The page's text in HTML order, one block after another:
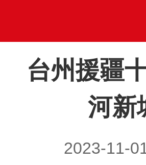
台州援疆
河新
2023-11-